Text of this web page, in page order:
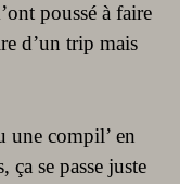
poussé à faire
d’un trip mais
une compil’ en
ça se passe juste